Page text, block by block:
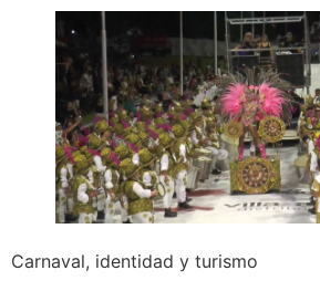
Carnaval, identidad y turismo